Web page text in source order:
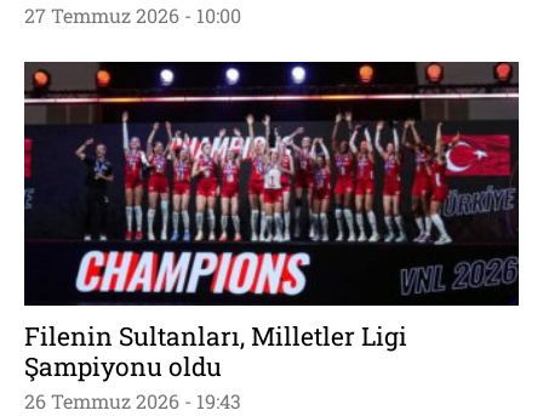
27 Temmuz 2026 - 10:00
Filenin Sultanları, Milletler Ligi
Şampiyonu oldu
26 Temmuz 2026 - 19:43